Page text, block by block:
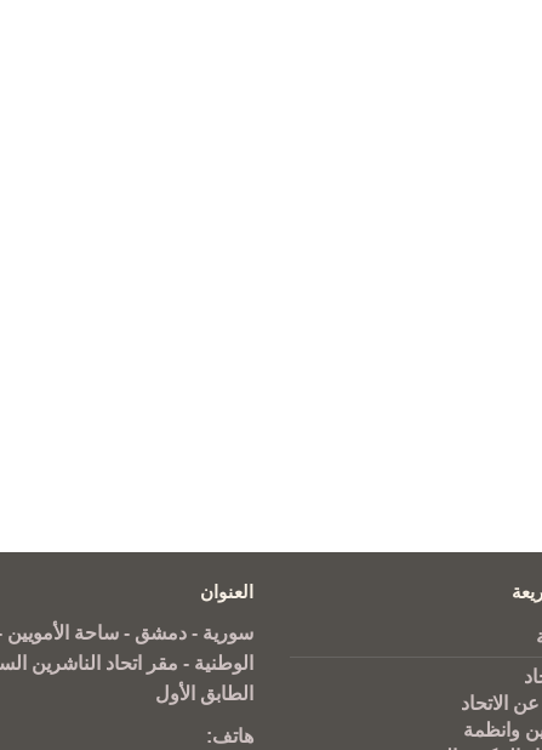
عن الاتحاد
وانظمة
العنوان
سورية - دمشق - ساحة الأمويين -
الوطنية - مقر اتحاد الناشرين
الطابق الأول
هاتف: